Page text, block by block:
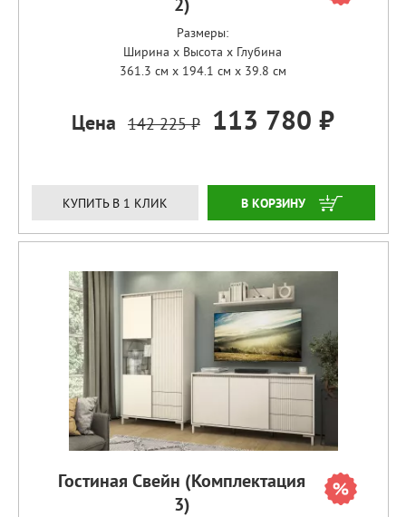
Размеры:
Ширина x Высота x Глубина
361.3 см x 194.1 см x 39.8 см
Цена 142 225 ₽ 113 780 ₽
КУПИТЬ В 1 КЛИК ЗАКАЗАТЬ
Гостиная Свейн (Комплектация
3)